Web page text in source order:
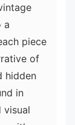
a
piece
of
hidden
in
visual